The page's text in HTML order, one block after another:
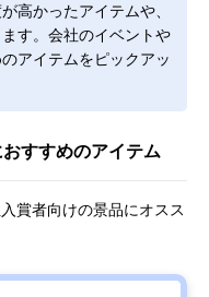
高かったアイテムや、
す。会社のイベントや
アイテムをピックアッ
すすめのアイテム
賞者向けの景品にオスス